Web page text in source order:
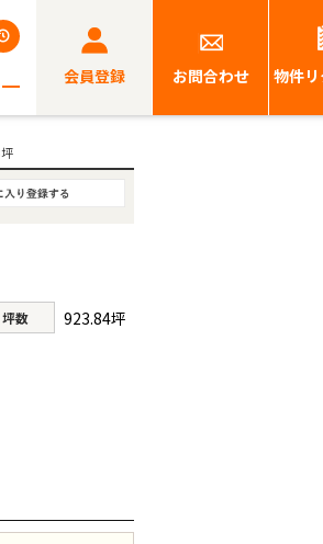
会員登録 お問合わせ 物件
坪数 923.84坪